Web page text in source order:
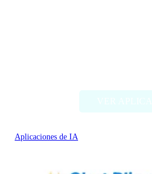
Aplicaciones de IA